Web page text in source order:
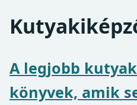
A legjobb
könyvek, amik